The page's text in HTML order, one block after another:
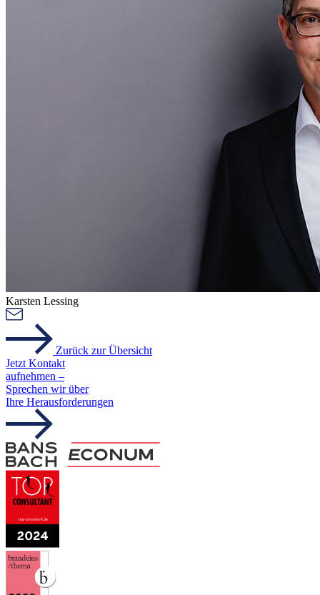
Karsten Lessing
Zurück zur Übersicht
Jetzt Kontakt
aufnehmen –
Sprechen wir über
Ihre Herausforderungen